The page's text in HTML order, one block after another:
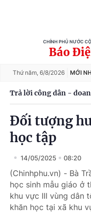
CHÍNH PHỦ NƯỚC
Báo
Thứ năm, 6/8/2026 MỚI
Trả lời công dân -
Đối tượng
học tập
14/05/2025 08:20
(Chinhphu.vn) - Bà
học sinh mẫu giáo ở
khu vực III vùng dân
khăn học tại xã khu